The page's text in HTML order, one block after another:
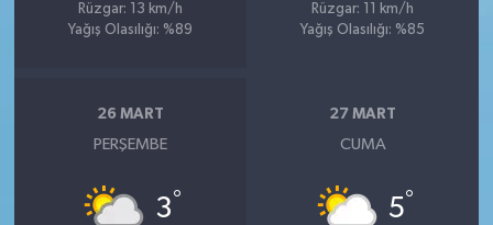
Rüzgar: 13 km/h
Yağış Olasılığı: %89
Rüzgar: 11 km/h
Yağış Olasılığı: %85
26 MART
PERŞEMBE
3°
27 MART
CUMA
5°